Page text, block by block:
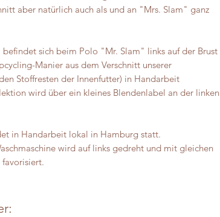
aber natürlich auch als und an "Mrs. Slam" ganz
befindet sich beim Polo "Mr. Slam" links auf der Brust
Manier aus dem Verschnitt unserer
Stoffresten der Innenfutter) in Handarbeit
wird über ein kleines Blendenlabel an der linken
in Handarbeit lokal in Hamburg statt.
wird auf links gedreht und mit gleichen